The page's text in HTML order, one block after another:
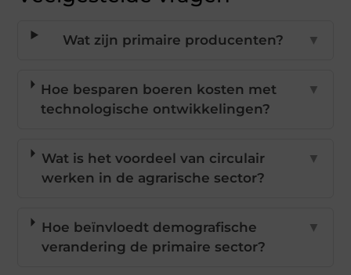
Wat zijn primaire producenten? ▼
Hoe besparen boeren kosten met
technologische ontwikkelingen?
▼
Wat is het voordeel van circulair
werken in de agrarische sector?
▼
Hoe beïnvloedt demografische
verandering de primaire sector?
▼